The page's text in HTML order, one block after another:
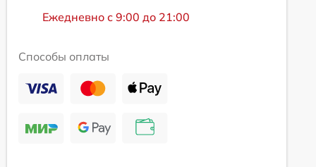
Ежедневно с 9:00 до 21:00
Способы оплаты